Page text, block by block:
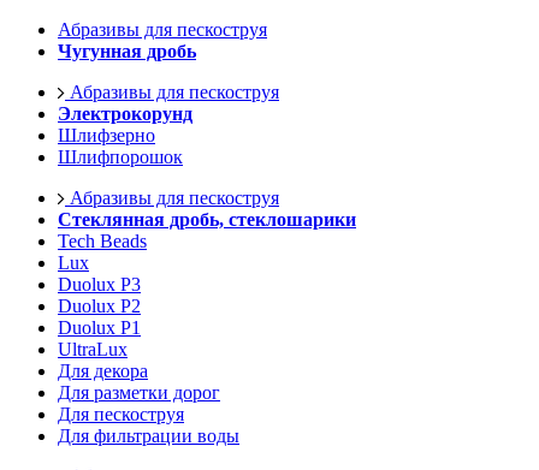
Абразивы для пескоструя
Чугунная дробь
Абразивы для пескоструя
Электрокорунд
Шлифзерно
Шлифпорошок
Абразивы для пескоструя
Стеклянная дробь, стеклошарики
Tech Beads
Lux
Duolux P3
Duolux P2
Duolux P1
UltraLux
Для декора
Для разметки дорог
Для пескоструя
Для фильтрации воды